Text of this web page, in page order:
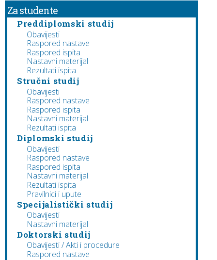
Za studente
Preddiplomski studij
Obavijesti
Raspored nastave
Raspored ispita
Nastavni materijal
Rezultati ispita
Stručni studij
Obavijesti
Raspored nastave
Raspored ispita
Nastavni materijal
Rezultati ispita
Diplomski studij
Obavijesti
Raspored nastave
Raspored ispita
Nastavni materijal
Rezultati ispita
Pravilnici i upute
Specijalistički studij
Obavijesti
Nastavni materijal
Doktorski studij
Obavijesti / Akti i procedure
Raspored nastave